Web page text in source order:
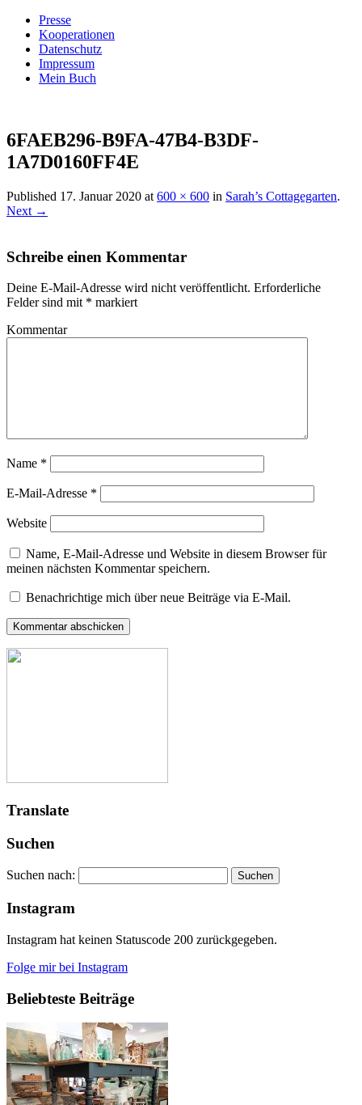
Presse
Kooperationen
Datenschutz
Impressum
Mein Buch
Villa König
6FAEB296-B9FA-47B4-B3DF-
1A7D0160FF4E
Published 17. Januar 2020 at 600 × 600 in Sarah’s Cottagegarten.
Next →
Schreibe einen Kommentar
Deine E-Mail-Adresse wird nicht veröffentlicht. Erforderliche
Felder sind mit * markiert
Kommentar
Name *
E-Mail-Adresse *
Website
Name, E-Mail-Adresse und Website in diesem Browser für
meinen nächsten Kommentar speichern.
Benachrichtige mich über neue Beiträge via E-Mail.
Translate
Suchen
Suchen nach:
Instagram
Instagram hat keinen Statuscode 200 zurückgegeben.
Folge mir bei Instagram
Beliebteste Beiträge